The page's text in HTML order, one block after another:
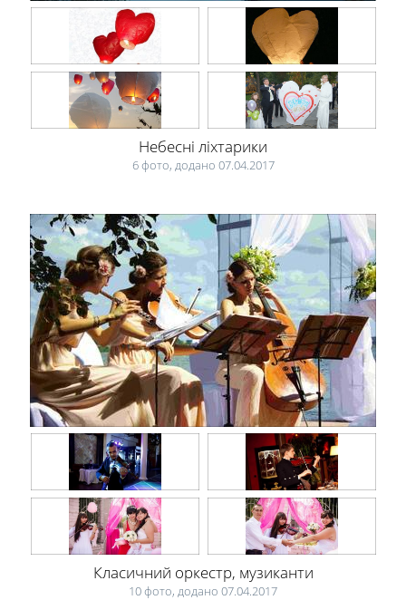
Небесні ліхтарики
6 фото, додано 07.04.2017
Класичний оркестр, музиканти
10 фото, додано 07.04.2017